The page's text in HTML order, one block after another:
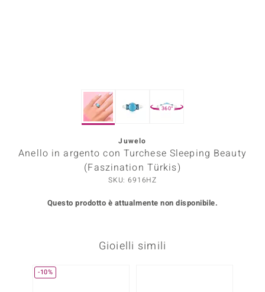
360°
Juwelo
Anello in argento con Turchese Sleeping Beauty
(Faszination Türkis)
SKU: 6916HZ
Questo prodotto è attualmente non disponibile.
Gioielli simili
-10%